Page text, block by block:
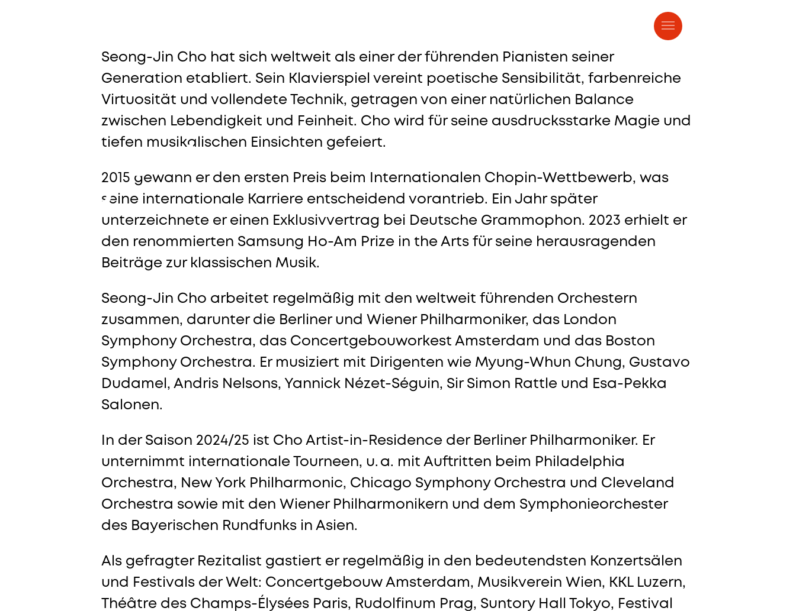
Cho
Seong-Jin Cho hat sich weltweit als einer der führenden Pianisten seiner
Generation etabliert. Sein Klavierspiel vereint poetische Sensibilität, farbenreiche
Virtuosität und vollendete Technik, getragen von einer natürlichen Balance
zwischen Lebendigkeit und Feinheit. Cho wird für seine ausdrucksstarke Magie und
tiefen musikalischen Einsichten gefeiert.
2015 gewann er den ersten Preis beim Internationalen Chopin-Wettbewerb, was
seine internationale Karriere entscheidend vorantrieb. Ein Jahr später
unterzeichnete er einen Exklusivvertrag bei Deutsche Grammophon. 2023 erhielt er
den renommierten Samsung Ho-Am Prize in the Arts für seine herausragenden
Beiträge zur klassischen Musik.
Seong-Jin Cho arbeitet regelmäßig mit den weltweit führenden Orchestern
zusammen, darunter die Berliner und Wiener Philharmoniker, das London
Symphony Orchestra, das Concertgebouworkest Amsterdam und das Boston
Symphony Orchestra. Er musiziert mit Dirigenten wie Myung-Whun Chung, Gustavo
Dudamel, Andris Nelsons, Yannick Nézet-Séguin, Sir Simon Rattle und Esa-Pekka
Salonen.
In der Saison 2024/25 ist Cho Artist-in-Residence der Berliner Philharmoniker. Er
unternimmt internationale Tourneen, u. a. mit Auftritten beim Philadelphia
Orchestra, New York Philharmonic, Chicago Symphony Orchestra und Cleveland
Orchestra sowie mit den Wiener Philharmonikern und dem Symphonieorchester
des Bayerischen Rundfunks in Asien.
Als gefragter Rezitalist gastiert er regelmäßig in den bedeutendsten Konzertsälen
und Festivals der Welt: Concertgebouw Amsterdam, Musikverein Wien, KKL Luzern,
Théâtre des Champs-Élysées Paris, Rudolfinum Prag, Suntory Hall Tokyo, Festival